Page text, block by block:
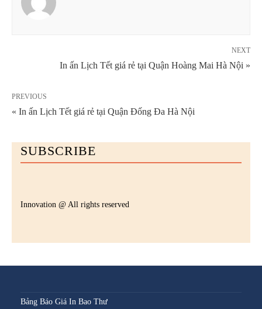
NEXT
In ấn Lịch Tết giá rẻ tại Quận Hoàng Mai Hà Nội »
PREVIOUS
« In ấn Lịch Tết giá rẻ tại Quận Đống Đa Hà Nội
SUBSCRIBE
Innovation @ All rights reserved
Bảng Báo Giá In Bao Thư